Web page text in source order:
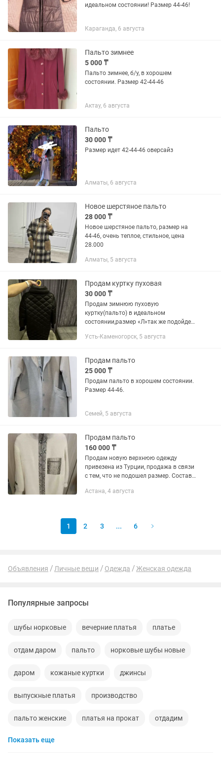
идеальном состоянии! Размер 44-46!
Караганда, 6 августа
Пальто зимнее
5 000 ₸
Пальто зимнее, б/у, в хорошем
состоянии. Размер 42-44-46
Актау, 6 августа
Пальто
30 000 ₸
Размер идет 42-44-46 оверсайз
Алматы, 6 августа
Новое шерстяное пальто
28 000 ₸
Новое шерстяное пальто, размер на
44-46, очень теплое, стильное, цена
28.000
Алматы, 5 августа
Продам куртку пуховая
30 000 ₸
Продам зимнюю пуховую
куртку(пальто) в идеальном
состоянии,размер «Л»так же подойдет
по желанию ,пристегивается
капюшон...
Усть-Каменогорск, 5 августа
Продам пальто
25 000 ₸
Продам пальто в хорошем состоянии.
Размер 44-46.
Семей, 5 августа
Продам пальто
160 000 ₸
Продам новую верхнюю одежду
привезена из Турции, продажа в связи
с тем, что не подошел размер. Состав
питона, покупала за 160.000, чек
Астана, 4 августа
1 2 3 ... 6
Объявления Личные вещи Одежда Женская одежда
Популярные запросы
шубы норковые вечерние платья платье
отдам даром пальто норковые шубы новые
даром кожаные куртки джинсы
выпускные платья производство
пальто женские платья на прокат отдадим
женские платья
Показать еще